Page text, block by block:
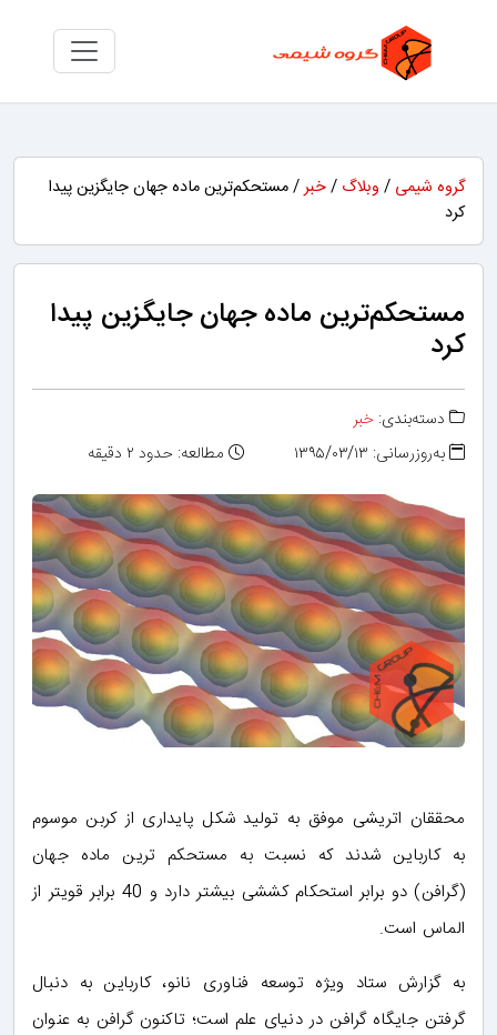
گروه شیمی / وبلاگ /خبر/ مستحکم‌ترین ماده جهان جایگزین پیدا
کرد
مستحکم‌ترین ماده جهان جایگزین پیدا
کرد
دسته‌بندی: خبر
به‌روزرسانی: ۱۳۹۵/۰۳/۱۳
مطالعه: حدود ۲ دقیقه
محققان اتریشی موفق به تولید شکل پایداری از کربن موسوم
به کارباین شدند که نسبت به مستحکم ترین ماده جهان
(گرافن) دو برابر استحکام کششی بیشتر دارد و 40 برابر قویتر از
الماس است.
به گزارش ستاد ویژه توسعه فناوری نانو، کارباین به دنبال
گرفتن جایگاه گرافن در دنیای علم است؛ تاکنون گرافن به‌ عنوان